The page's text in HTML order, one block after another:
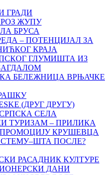
ГРАДИ
ЖУПУ
БРУСА
– ПОТЕНЦИЈАЛ ЗА
КРАЈА
ГЛУМИШТА ИЗ
БЕЛЕЖНИЦА ВРЊАЧКЕ
(ДРУГ ДРУГУ)
СЕЛА
ТУРИЗАМ – ПРИЛИКА
ПРОМОЦИЈУ КРУШЕВЦА
ПОСЛЕ?
РАСАДНИК КУЛТУРЕ
ДАНИ